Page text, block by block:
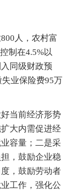
人，农村富
制在4.5%以
同级财政预
业保险费95万
当前经济形势
大内需促进经
容量；二是采
，鼓励企业稳
，鼓励劳动者
工作，强化公